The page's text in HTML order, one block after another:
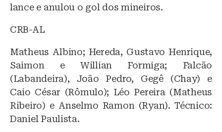
lance e anulou o gol dos mineiros.
CRB-AL
Matheus Albino; Hereda, Gustavo Henrique,
Saimon e Willian Formiga; Falcão
(Labandeira), João Pedro, Gegê (Chay) e
Caio César (Rômulo); Léo Pereira (Matheus
Ribeiro) e Anselmo Ramon (Ryan). Técnico:
Daniel Paulista.